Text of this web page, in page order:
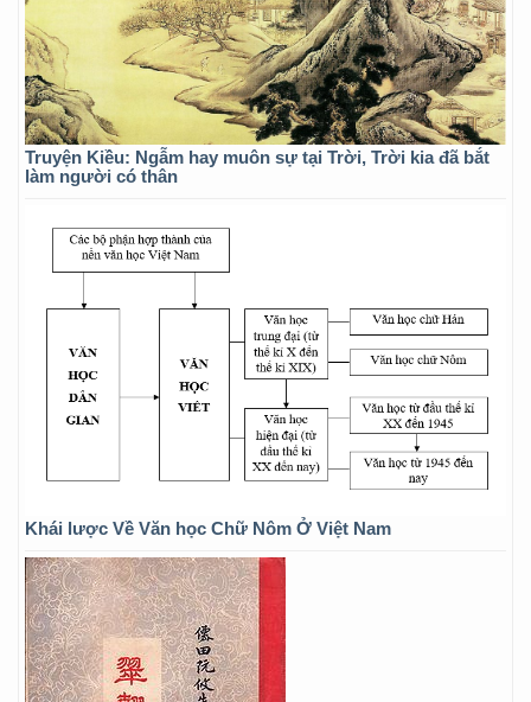
Truyện Kiều: Ngẫm hay muôn sự tại Trời, Trời kia đã bắt
làm người có thân
Khái lược Về Văn học Chữ Nôm Ở Việt Nam